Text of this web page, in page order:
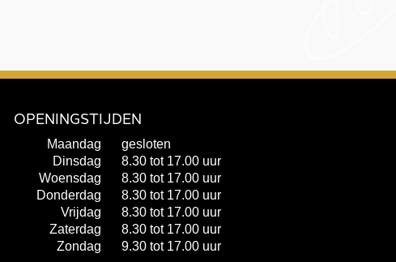
OPENINGSTIJDEN
Maandag
gesloten
Dinsdag
8.30 tot 17.00 uur
Woensdag
8.30 tot 17.00 uur
Donderdag
8.30 tot 17.00 uur
Vrijdag
8.30 tot 17.00 uur
Zaterdag
8.30 tot 17.00 uur
Zondag
9.30 tot 17.00 uur